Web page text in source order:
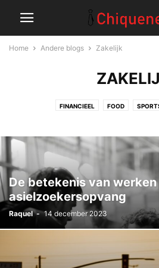
Home Andere blogs Zakelijk
FINANCIEEL FOOD
De betekenis van werken
asielzoekersopvang
Raquel - 14 december 2023